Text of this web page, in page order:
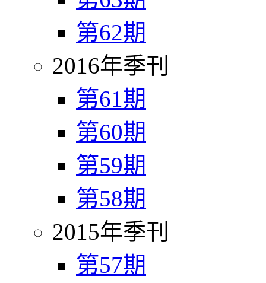
第62期
2016年季刊
第61期
第60期
第59期
第58期
2015年季刊
第57期